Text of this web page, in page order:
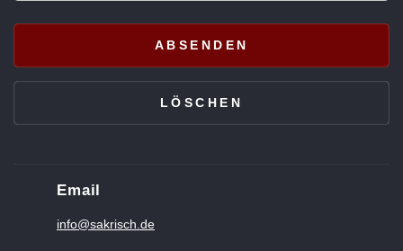
Email
info@sakrisch.de